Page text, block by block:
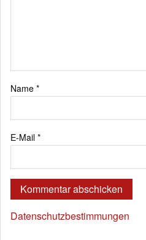
Name *
E-Mail *
Datenschutzbestimmungen